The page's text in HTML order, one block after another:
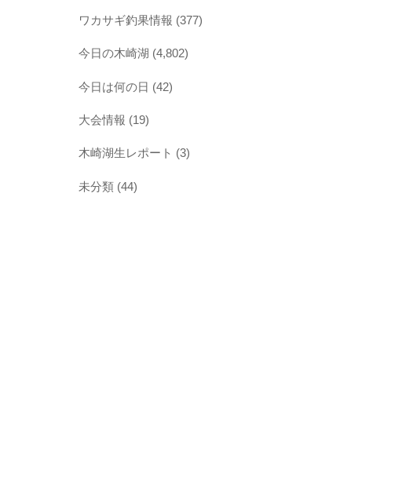
ワカサギ釣果情報 (377)
今日の木崎湖 (4,802)
今日は何の日 (42)
大会情報 (19)
木崎湖生レポート (3)
未分類 (44)